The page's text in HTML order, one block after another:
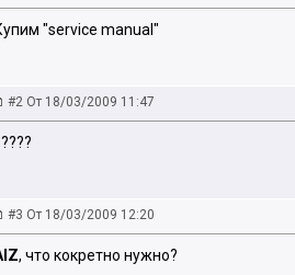
"service manual"
#2 От 18/03/2009 11:47
#3 От 18/03/2009 12:20
, что кокретно нужно?